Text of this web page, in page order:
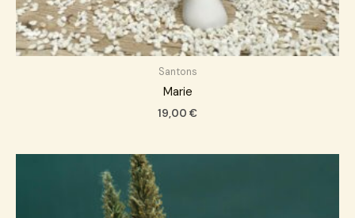
Santons
Marie
19,00 €